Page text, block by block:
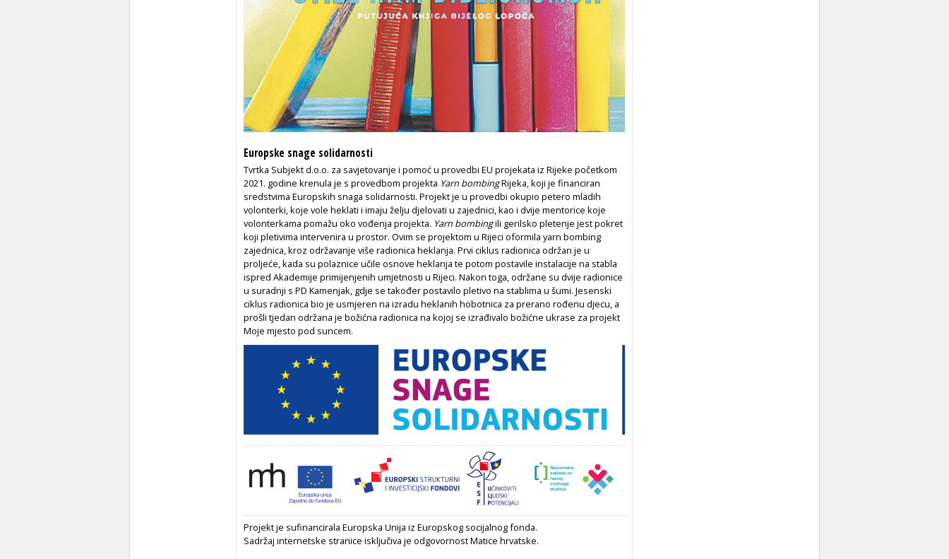
Europske snage solidarnosti
Tvrtka Subjekt d.o.o. za savjetovanje i pomoć u provedbi EU projekata iz Rijeke početkom
2021. godine krenula je s provedbom projekta Yarn bombingRijeka, koji je financiran
sredstvima Europskih snaga solidarnosti. Projekt je u provedbi okupio petero mladih
volonterki, koje vole heklati i imaju želju djelovati u zajednici, kao i dvije mentorice koje
volonterkama pomažu oko vođenja projekta. Yarn bombingili gerilsko pletenje jest pokret
koji pletivima intervenira u prostor. Ovim se projektom u Rijeci oformila yarn bombing
zajednica, kroz održavanje više radionica heklanja. Prvi ciklus radionica održan je u
proljeće, kada su polaznice učile osnove heklanja te potom postavile instalacije na stabla
ispred Akademije primijenjenih umjetnosti u Rijeci. Nakon toga, održane su dvije radionice
u suradnji s PD Kamenjak, gdje se također postavilo pletivo na stablima u šumi. Jesenski
ciklus radionica bio je usmjeren na izradu heklanih hobotnica za prerano rođenu djecu, a
prošli tjedan održana je božićna radionica na kojoj se izrađivalo božićne ukrase za projekt
Moje mjesto pod suncem.
Projekt je sufinancirala Europska Unija iz Europskog socijalnog fonda.
Sadržaj internetske stranice isključiva je odgovornost Matice hrvatske.